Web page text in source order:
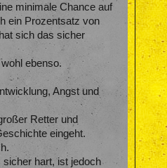
minimale Chance auf
ein Prozentsatz von
sich das sicher
ebenso.
Angst und
Retter und
eingeht.
sicher hart, ist jedoch